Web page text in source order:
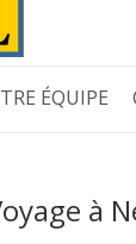
ÉQUIPE
à